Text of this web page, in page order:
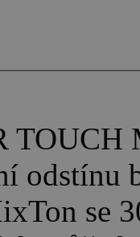
odstínu
se